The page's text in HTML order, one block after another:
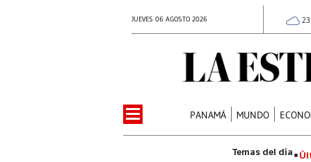
JUEVES 06 AGOSTO 2026
PANAMÁ MUNDO